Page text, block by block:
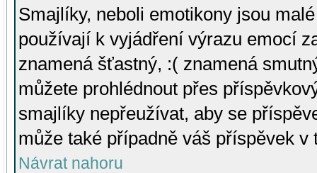
Smajlíky, neboli emotikony jsou
používají k vyjádření výrazu emocí
znamená šťastný, :( znamená
můžete prohlédnout přes
smajlíky nepřeužívat, aby se
může také případně váš příspěvek v
Návrat nahoru